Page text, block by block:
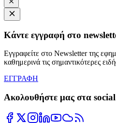
Κάντε εγγραφή στο
Εγγραφείτε στο Newsletter της
καθημερινά τις σημαντικότερες
ΕΓΓΡΑΦΗ
Ακολουθήστε μας στα